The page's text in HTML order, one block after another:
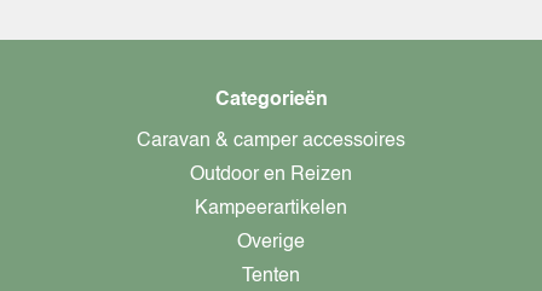
Categorieën
Caravan & camper accessoires
Outdoor en Reizen
Kampeerartikelen
Overige
Tenten